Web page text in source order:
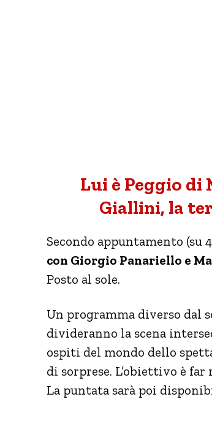
Lui è Peggio di
Giallini, la
Secondo appuntamento (su
con Giorgio Panariello e
Posto al sole.
Un programma diverso dal
divideranno la scena
ospiti del mondo dello
di sorprese. L’obiettivo è
La puntata sarà poi